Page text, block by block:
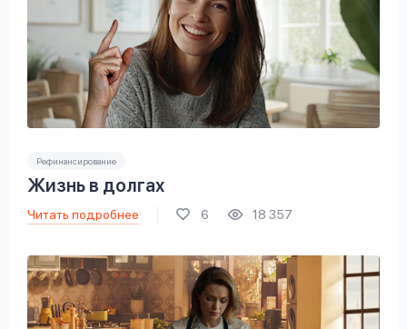
Рефинансирование
Жизнь в долгах
Читать подробнее 6 18 357